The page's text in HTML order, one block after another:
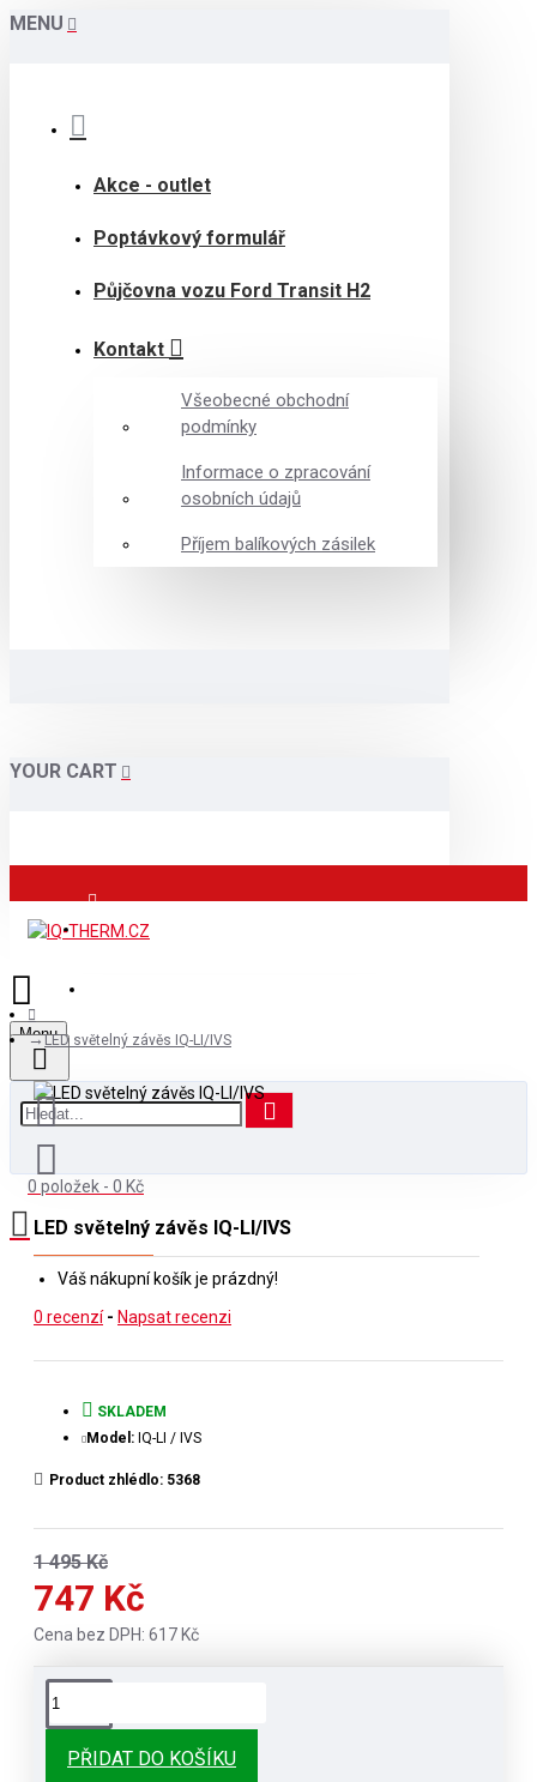
MENU
Akce - outlet
Poptávkový formulář
Půjčovna vozu Ford Transit H2
Kontakt
Všeobecné obchodní
podmínky
Informace o zpracování
osobních údajů
Příjem balíkových zásilek
YOUR CART
Přihlášení
Menu
0 položek - 0 Kč
Váš nákupní košík je prázdný!
LED světelný závěs IQ-LI/IVS
LED světelný závěs IQ-LI/IVS
0 recenzí - Napsat recenzi
1 495 Kč
747 Kč
Cena bez DPH: 617 Kč
SKLADEM
Model: IQ-LI / IVS
Product zhlédlo: 5368
PŘIDAT DO KOŠÍKU